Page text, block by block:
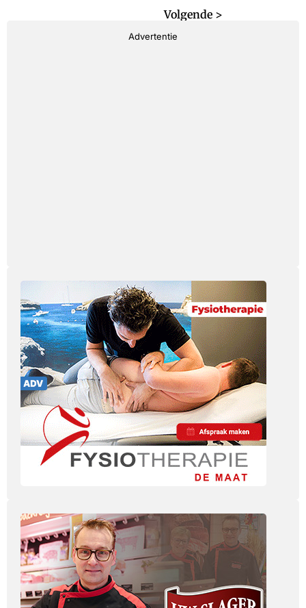
Volgende >
Advertentie